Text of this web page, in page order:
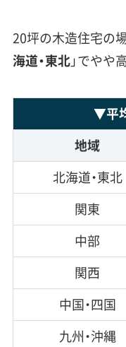
20坪の木造住宅の
海道・東北」でやや
▼平
地域
北海道・東北
関東
中部
関西
中国・四国
九州・沖縄